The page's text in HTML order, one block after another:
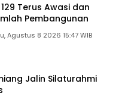
Terus Awasi dan
Pembangunan
Agustus 8 2026 15:47 WIB
Jalin Silaturahmi